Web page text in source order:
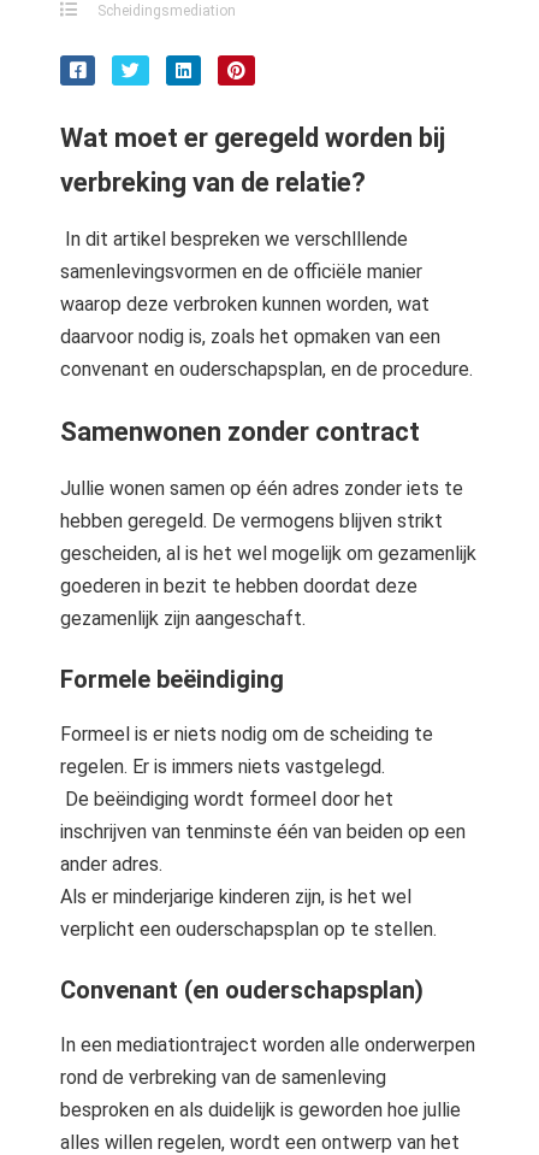
Scheidingsmediation
Wat moet er geregeld worden bij
verbreking van de relatie?
In dit artikel bespreken we verschlllende
samenlevingsvormen en de officiële manier
waarop deze verbroken kunnen worden, wat
daarvoor nodig is, zoals het opmaken van een
convenant en ouderschapsplan, en de procedure.
Samenwonen zonder contract
Jullie wonen samen op één adres zonder iets te
hebben geregeld. De vermogens blijven strikt
gescheiden, al is het wel mogelijk om gezamenlijk
goederen in bezit te hebben doordat deze
gezamenlijk zijn aangeschaft.
Formele beëindiging
Formeel is er niets nodig om de scheiding te
regelen. Er is immers niets vastgelegd.
De beëindiging wordt formeel door het
inschrijven van tenminste één van beiden op een
ander adres.
Als er minderjarige kinderen zijn, is het wel
verplicht een ouderschapsplan op te stellen.
Convenant (en ouderschapsplan)
In een mediationtraject worden alle onderwerpen
rond de verbreking van de samenleving
besproken en als duidelijk is geworden hoe jullie
alles willen regelen, wordt een ontwerp van het